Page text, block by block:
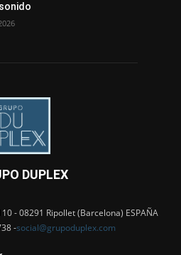
DUPLEX
- 08291 Ripollet (Barcelona) ESPAÑA
-social@grupoduplex.com